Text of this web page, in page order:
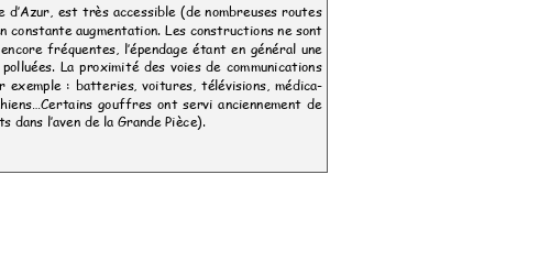
est très accessible (de nombreuses routes
augmentation. Les constructions ne sont
fréquentes, l’épendage étant en général une
La proximité des voies de communications
exemple : batteries, voitures, télévisions, médica-
gouffres ont servi anciennement de
dans l’aven de la Grande Pièce).